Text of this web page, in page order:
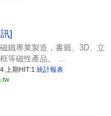
]
鐵專業製造，書籤、3D、立
等磁性產品。 ...
上期HIT:1 統計報表